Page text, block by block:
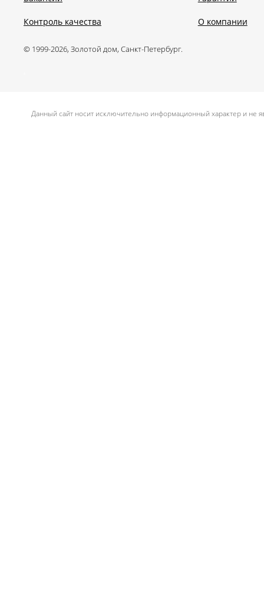
Контроль качества О компании
© 1999-2026, Золотой дом, Санкт-Петербург.
Данный сайт носит исключительно информационный характер и не